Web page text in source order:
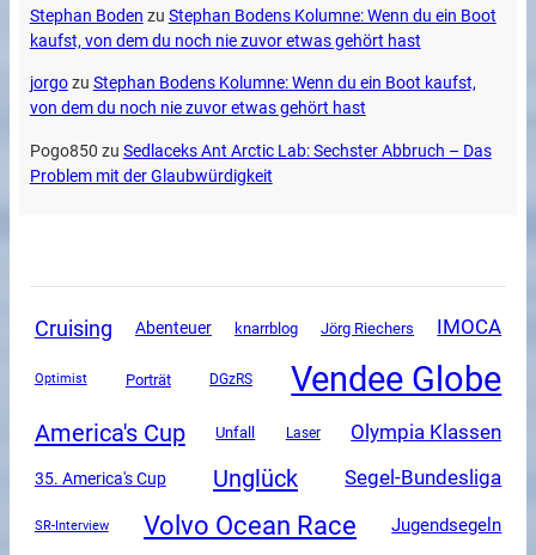
Stephan Boden zu Stephan Bodens Kolumne: Wenn du ein Boot
kaufst, von dem du noch nie zuvor etwas gehört hast
jorgozu Stephan Bodens Kolumne: Wenn du ein Boot kaufst,
von dem du noch nie zuvor etwas gehört hast
Pogo850 zu Sedlaceks Ant Arctic Lab: Sechster Abbruch – Das
Problem mit der Glaubwürdigkeit
Cruising Abenteuer knarrblog Jörg Riechers IMOCA
Optimist Porträt DGzRS Vendee Globe
America's Cup Unfall Laser Olympia Klassen
35. America's Cup Unglück Segel-Bundesliga
SR-Interview Volvo Ocean Race Jugendsegeln